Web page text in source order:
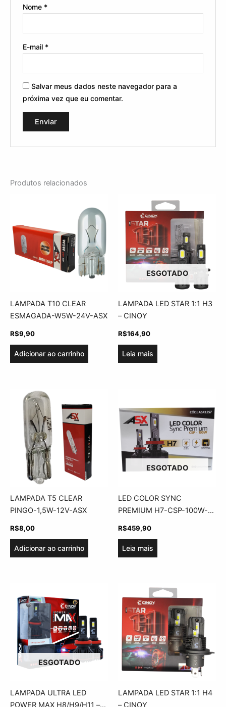
Nome *
E-mail *
Salvar meus dados neste navegador para a
próxima vez que eu comentar.
Produtos relacionados
LAMPADA T10 CLEAR
ESMAGADA-W5W-24V-ASX
R$9,90
Adicionar ao carrinho
ESGOTADO
LAMPADA LED STAR 1:1 H3
– CINOY
R$164,90
Leia mais
LAMPADA T5 CLEAR
PINGO-1,5W-12V-ASX
R$8,00
Adicionar ao carrinho
ESGOTADO
LED COLOR SYNC
PREMIUM H7-CSP-100W-
R$459,90
Leia mais
ESGOTADO
LAMPADA ULTRA LED
POWER MAX H8/H9/H11 –
LAMPADA LED STAR 1:1 H4
– CINOY